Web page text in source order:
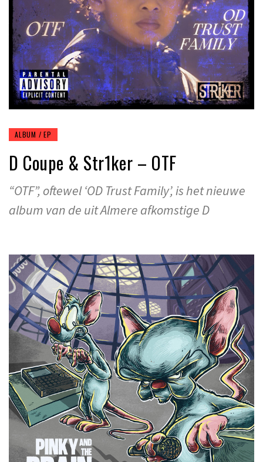
ALBUM / EP
D Coupe & Str1ker – OTF
“OTF”, oftewel ‘OD Trust Family’, is het nieuwe
album van de uit Almere afkomstige D